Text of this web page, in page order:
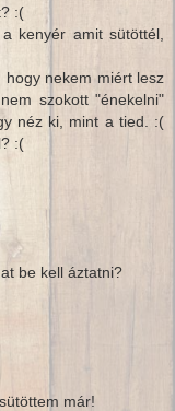
:(
kenyér amit sütöttél,
nekem miért lesz
szokott "énekelni"
néz ki, mint a tied. :(
:(
be kell áztatni?
már!